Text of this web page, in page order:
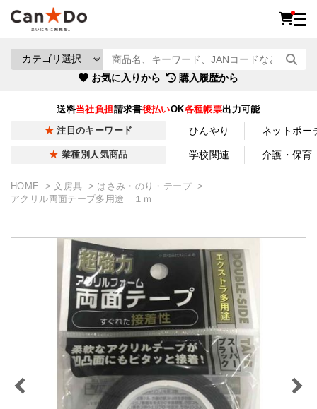
お気に入りから 購入履歴から
送料当社負担請求書後払いOK各種帳票出力可能
注目のキーワード ひんやり ネットポー
業種別人気商品 学校関連 介護・保育
HOME 文房具
はさみ・のり・テープ
アクリル両面テープ多用途 １ｍ